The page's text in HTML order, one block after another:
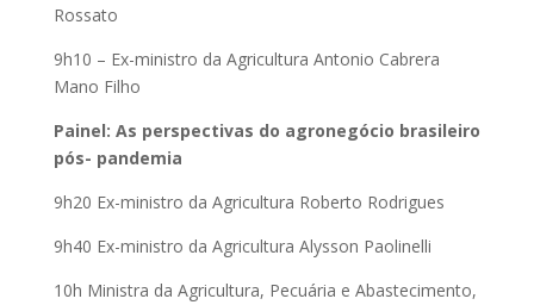
Rossato
9h10 – Ex-ministro da Agricultura Antonio Cabrera
Mano Filho
Painel: As perspectivas do agronegócio brasileiro
pós- pandemia
9h20 Ex-ministro da Agricultura Roberto Rodrigues
9h40 Ex-ministro da Agricultura Alysson Paolinelli
10h Ministra da Agricultura, Pecuária e Abastecimento,